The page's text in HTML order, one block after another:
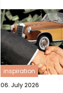
inspiration
06. July 2026